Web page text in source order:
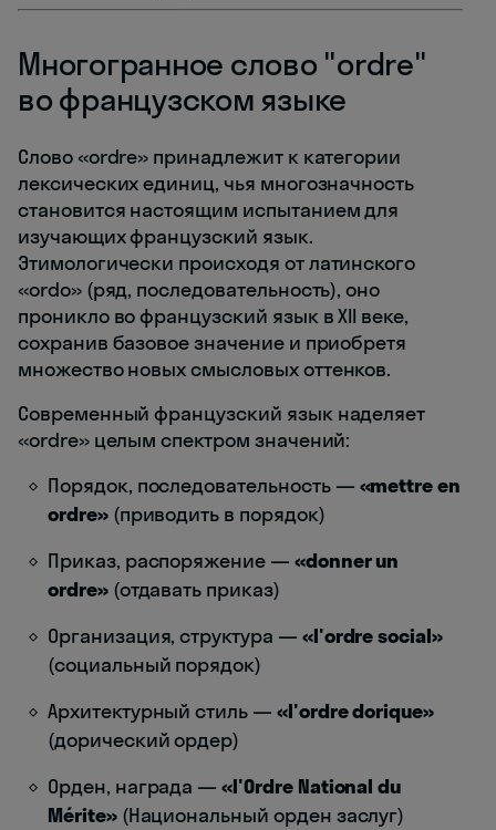
Многогранное слово "ordre"
во французском языке
Слово «ordre» принадлежит к категории
лексических единиц, чья многозначность
становится настоящим испытанием для
изучающих французский язык.
Этимологически происходя от латинского
«ordo» (ряд, последовательность), оно
проникло во французский язык в XII веке,
сохранив базовое значение и приобретя
множество новых смысловых оттенков.
Современный французский язык наделяет
«ordre» целым спектром значений:
Порядок, последовательность — «mettre en
ordre»(приводить в порядок)
Приказ, распоряжение — «donner un
ordre»(отдавать приказ)
Организация, структура — «l'ordre social»
(социальный порядок)
Архитектурный стиль — «l'ordre dorique»
(дорический ордер)
Орден, награда —«l'Ordre National du
Mérite»(Национальный орден заслуг)